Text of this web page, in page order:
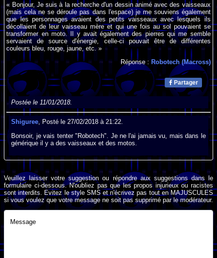
« Bonjour, Je suis à la recherche d'un dessin animé avec des vaisseaux
(mais cela ne se déroule pas dans l'espace) je me souviens également
que les personnages avaient des petits vaisseaux avec lesquels ils
décollaient de leur vaisseau mère et qui une fois au sol pouvaient se
transformer en moto. Il y avait également des pierres qui me semble
servaient de source d'énergie, celle-ci pouvait être de différentes
couleurs bleu, rouge, jaune, etc. »
Réponse : Robotech (Macross)
Partager
Postée le 11/01/2018.
Shiguree, Posté le 27/02/2018 à 21:22.
Bonsoir, je vais tenter "Robotech". Je ne l'ai jamais vu, mais dans le
générique il y a des vaisseaux et des motos.
Veuillez laisser votre suggestion ou répondre aux suggestions dans le
formulaire ci-dessous. N'oubliez pas que les propos injurieux ou racistes
sont interdits. Evitez le style SMS et n'écrivez pas tout en MAJUSCULES
si vous voulez que votre message ne soit pas supprimé par le modérateur.
Message